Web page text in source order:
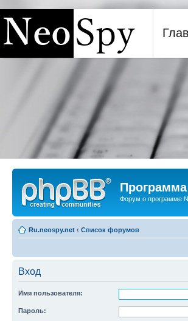
Программа шпион
Форум о программе
Ru.neospy.net ‹ Список форумов
Вход
Имя пользователя:
Пароль: